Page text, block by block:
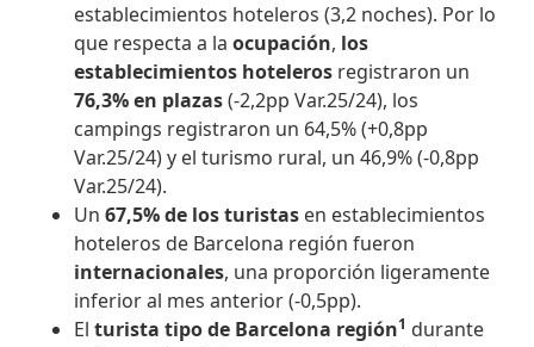
establecimientos hoteleros (3,2 noches). Por lo
que respecta a laocupación, los
establecimientos hoteleros registraron un
76,3% en plazas(-2,2pp Var.25/24), los
campings registraron un 64,5% (+0,8pp
Var.25/24) y el turismo rural, un 46,9% (-0,8pp
Var.25/24).
Un67,5% de los turistas en establecimientos
hoteleros de Barcelona región fueron
internacionales, una proporción ligeramente
inferior al mes anterior (-0,5pp).
Elturista tipo de Barcelona región1 durante